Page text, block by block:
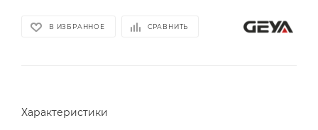
В ИЗБРАННОЕ СРАВНИТЬ
Характеристики